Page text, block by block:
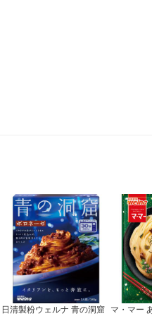
日清製粉ウェルナ 青の洞窟
マ・マー